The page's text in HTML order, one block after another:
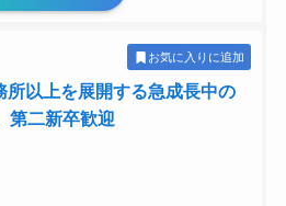
お気に入りに追加
所以上を展開する急成長中の
第二新卒歓迎